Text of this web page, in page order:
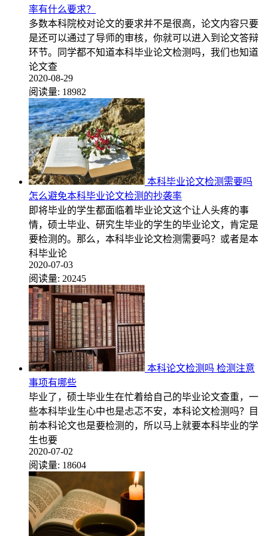
率有什么要求？
多数本科院校对论文的要求并不是很高，论文内容只要
是还可以通过了导师的审核，你就可以进入到论文答辩
环节。同学都不知道本科毕业论文检测吗，我们也知道
论文查
2020-08-29
阅读量: 18982
本科毕业论文检测需要吗
怎么避免本科毕业论文检测的抄袭率
即将毕业的学生都面临着毕业论文这个让人头疼的事
情，硕士毕业、研究生毕业的学生的毕业论文，肯定是
要检测的。那么，本科毕业论文检测需要吗？或者是本
科毕业论
2020-07-03
阅读量: 20245
本科论文检测吗 检测注意
事项有哪些
毕业了，硕士毕业生在忙着给自己的毕业论文查重，一
些本科毕业生心中也是忐忑不安，本科论文检测吗？目
前本科论文也是要检测的，所以马上就要本科毕业的学
生也要
2020-07-02
阅读量: 18604